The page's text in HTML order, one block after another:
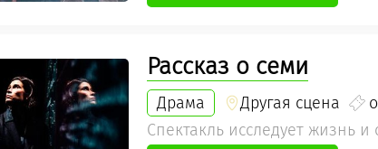
Рассказ о семи
Драма Другая сцена
Спектакль исследует жизнь